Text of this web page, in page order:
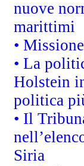
nuove
marittimi
•
• La
Holstein
politica
• Il
Siria